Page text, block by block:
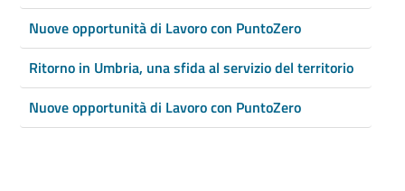
Nuove opportunità di Lavoro con PuntoZero
Ritorno in Umbria, una sfida al servizio del territorio
Nuove opportunità di Lavoro con PuntoZero